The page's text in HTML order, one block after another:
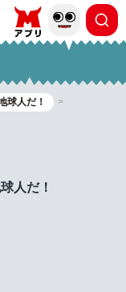
球人だ！
人だ！